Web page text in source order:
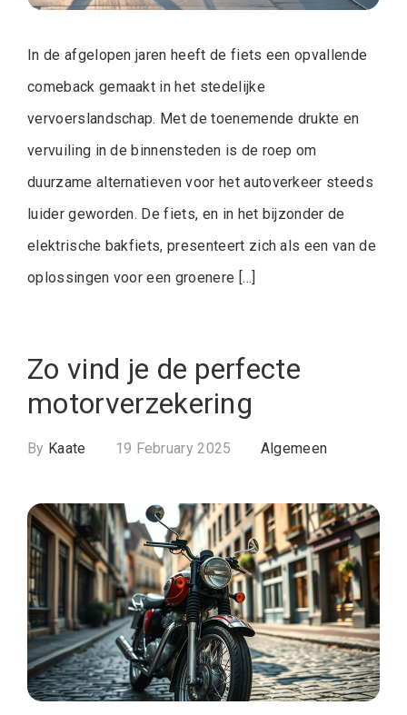
In de afgelopen jaren heeft de fiets een opvallende
comeback gemaakt in het stedelijke
vervoerslandschap. Met de toenemende drukte en
vervuiling in de binnensteden is de roep om
duurzame alternatieven voor het autoverkeer steeds
luider geworden. De fiets, en in het bijzonder de
elektrische bakfiets, presenteert zich als een van de
oplossingen voor een groenere […]
Zo vind je de perfecte
motorverzekering
By Kaate 19 February 2025 Algemeen